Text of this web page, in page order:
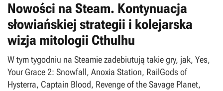
Nowości na Steam. Kontynuacja
słowiańskiej strategii i kolejarska
wizja mitologii Cthulhu
W tym tygodniu na Steamie zadebiutują takie gry, jak, Yes,
Your Grace 2: Snowfall, Anoxia Station, RailGods of
Hysterra, Captain Blood, Revenge of the Savage Planet,